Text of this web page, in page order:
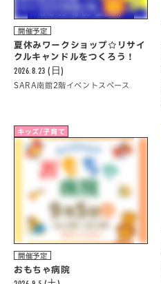
開催予定
夏休みワークショップ☆リサイ
クルキャンドルをつくろう！
2026.8.23 (日)
SARA南館2階イベントスペース
キッズ/子育て
開催予定
おもちゃ病院